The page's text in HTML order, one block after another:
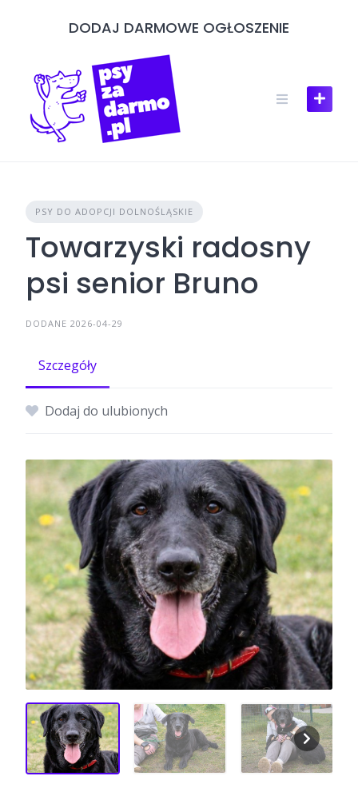
DODAJ DARMOWE OGŁOSZENIE
PSY DO ADOPCJI DOLNOŚLĄSKIE
Towarzyski radosny
psi senior Bruno
DODANE 2026-04-29
Szczegóły
Dodaj do ulubionych